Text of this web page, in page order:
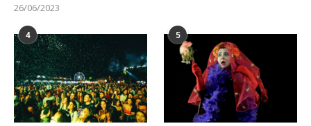
26/06/2023
4 5